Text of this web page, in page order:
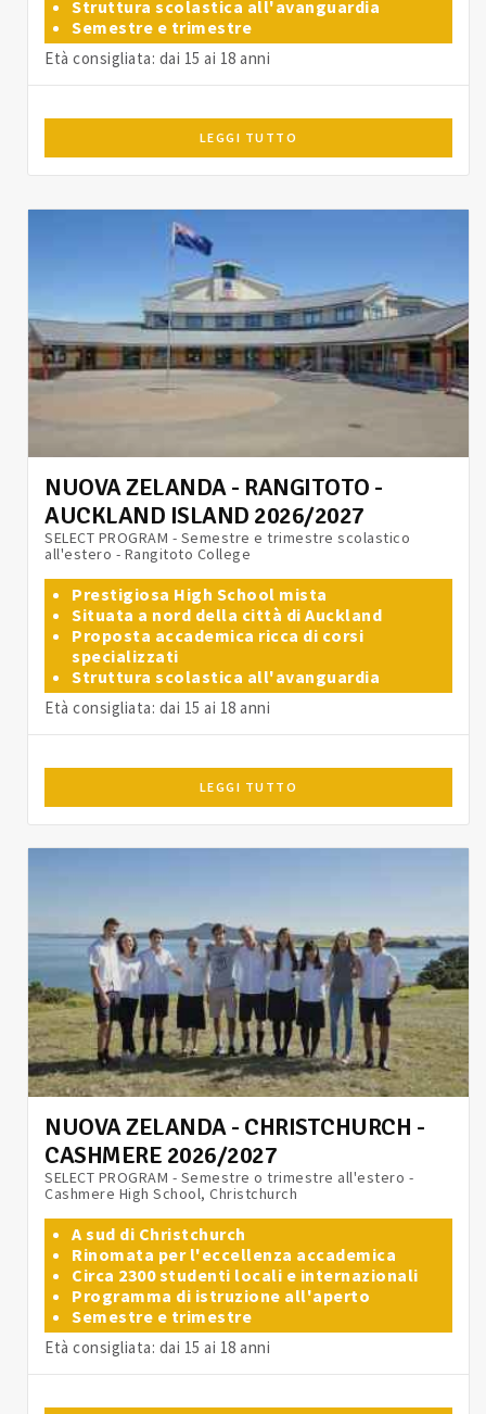
Struttura scolastica all'avanguardia
Semestre e trimestre
Età consigliata: dai 15 ai 18 anni
LEGGI TUTTO
NUOVA ZELANDA - RANGITOTO -
AUCKLAND ISLAND 2026/2027
SELECT PROGRAM - Semestre e trimestre scolastico
all'estero - Rangitoto College
Prestigiosa High School mista
Situata a nord della città di Auckland
Proposta accademica ricca di corsi
specializzati
Struttura scolastica all'avanguardia
Età consigliata: dai 15 ai 18 anni
LEGGI TUTTO
NUOVA ZELANDA - CHRISTCHURCH -
CASHMERE 2026/2027
SELECT PROGRAM - Semestre o trimestre all'estero -
Cashmere High School, Christchurch
A sud di Christchurch
Rinomata per l'eccellenza accademica
Circa 2300 studenti locali e internazionali
Programma di istruzione all'aperto
Semestre e trimestre
Età consigliata: dai 15 ai 18 anni